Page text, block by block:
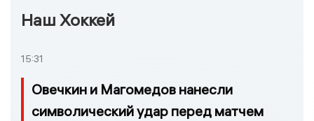
Наш Хоккей
15:31
Овечкин и Магомедов нанесли
символический удар перед матчем